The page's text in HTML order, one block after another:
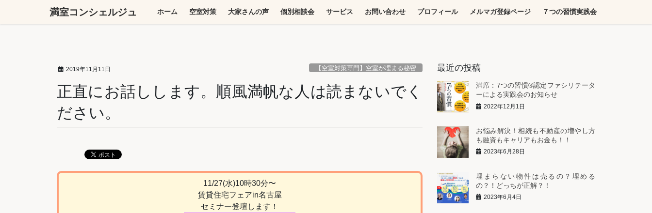
満室コンシェルジュ ホーム 空室対策 大家さんの声 個別相談会 サービス お問い合わせ プロフィール メルマガ登録ページ ７つの習慣実践会
2019年11月11日 【空室対策専門】空室が埋まる秘密
正直にお話しします。順風満帆な人は読まないでく
ださい。
11/27(水)10時30分〜
賃貸住宅フェアin名古屋
セミナー登壇します！
最近の投稿
満席：7つの習慣®︎認定ファシリテータ
ーによる実践会のお知らせ
2022年12月1日
お悩み解決！相続も不動産の増やし方
も融資もキャリアもお金も！！
2023年6月28日
埋まらない物件は売るの？埋める
の？！どっちが正解？！
2023年6月4日